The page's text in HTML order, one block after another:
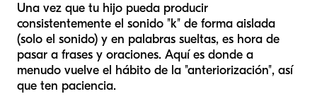
Una vez que tu hijo pueda producir
consistentemente el sonido "k" de forma aislada
(solo el sonido) y en palabras sueltas, es hora de
pasar a frases y oraciones. Aquí es donde a
menudo vuelve el hábito de la "anteriorización", así
que ten paciencia.